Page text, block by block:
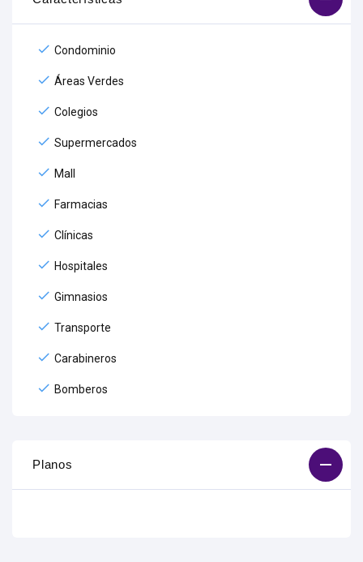
Condominio
Áreas Verdes
Colegios
Supermercados
Mall
Farmacias
Clínicas
Hospitales
Gimnasios
Transporte
Carabineros
Bomberos
Planos